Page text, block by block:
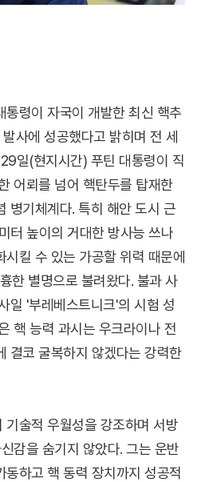
통령이 자국이 개발한 최신 핵추
사에 성공했다고 밝히며 전 세
일(현지시간) 푸틴 대통령이 직
어뢰를 넘어 핵탄두를 탑재한
병기체계다. 특히 해안 도시 근
터 높이의 거대한 방사능 쓰나
킬 수 있는 가공할 위력 때문에
한 별명으로 불려왔다. 불과 사
일 '부레베스트니크'의 시험 성
핵 능력 과시는 우크라이나 전
결코 굴복하지 않겠다는 강력한
기술적 우월성을 강조하며 서방
감을 숨기지 않았다. 그는 운반
동하고 핵 동력 장치까지 성공적